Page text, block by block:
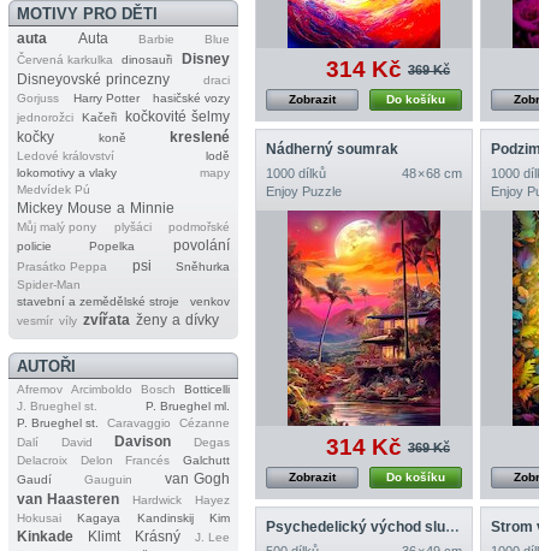
MOTIVY PRO DĚTI
auta Auta Barbie
Blue
Červená karkulka
dinosauři
Disney
Disneyovské princezny
draci
Gorjuss
Harry Potter
hasičské vozy
jednorožci
Kačeři
kočkovité šelmy
kočky
koně kreslené
Ledové království
lodě
lokomotivy a vlaky
mapy
Medvídek Pú
Mickey Mouse a Minnie
Můj malý pony plyšáci
podmořské
policie
Popelka povolání
Prasátko Peppa psi
Sněhurka
Spider‐Man
stavební a zemědělské stroje
venkov
vesmír víly zvířata ženy a dívky
AUTOŘI
Afremov Arcimboldo Bosch
Botticelli
J. Brueghel st.
P. Brueghel ml.
P. Brueghel st.
Caravaggio
Cézanne
Dalí
David Davison
Degas
Delacroix
Delon Francés
Galchutt
Gaudí
Gauguin
van Gogh
van Haasteren
Hardwick
Hayez
Hokusai
Kagaya Kandinskij Kim
Kinkade Klimt Krásný
J. Lee
314 Kč 369 Kč
Do košíku
Zobrazit
Nádherný soumrak
1000 dílků
48 × 68 cm
Enjoy Puzzle
314 Kč 369 Kč
Do košíku
Zobrazit
1000
Enjoy
Psychedelický východ slunce v džungli Strom